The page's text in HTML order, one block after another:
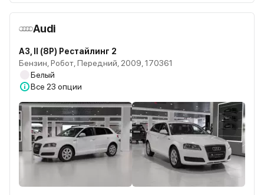
Audi
A3, II (8P) Рестайлинг 2
Бензин, Робот, Передний, 2009, 170361
Белый
Все 23 опции